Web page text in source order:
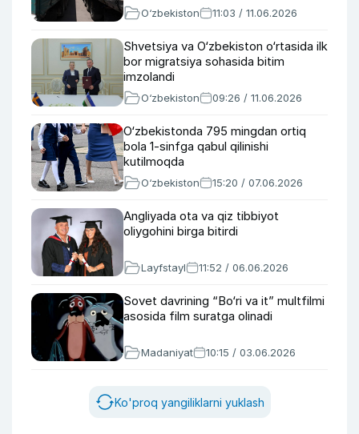
O‘zbekiston 11:03 / 11.06.2026
Shvetsiya va O‘zbekiston o‘rtasida ilk
bor migratsiya sohasida bitim
imzolandi
O‘zbekiston 09:26 / 11.06.2026
O‘zbekistonda 795 mingdan ortiq
bola 1-sinfga qabul qilinishi
kutilmoqda
O‘zbekiston 15:20 / 07.06.2026
Angliyada ota va qiz tibbiyot
oliygohini birga bitirdi
Layfstayl 11:52 / 06.06.2026
Sovet davrining “Bo‘ri va it” multfilmi
asosida film suratga olinadi
Madaniyat 10:15 / 03.06.2026
Ko'proq yangiliklarni yuklash